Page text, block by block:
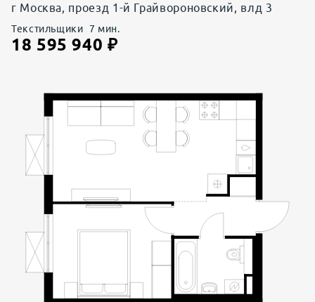
г Москва, проезд 1-й Грайвороновский, влд 3
Текстильщики 7 мин.
18 595 940 ₽